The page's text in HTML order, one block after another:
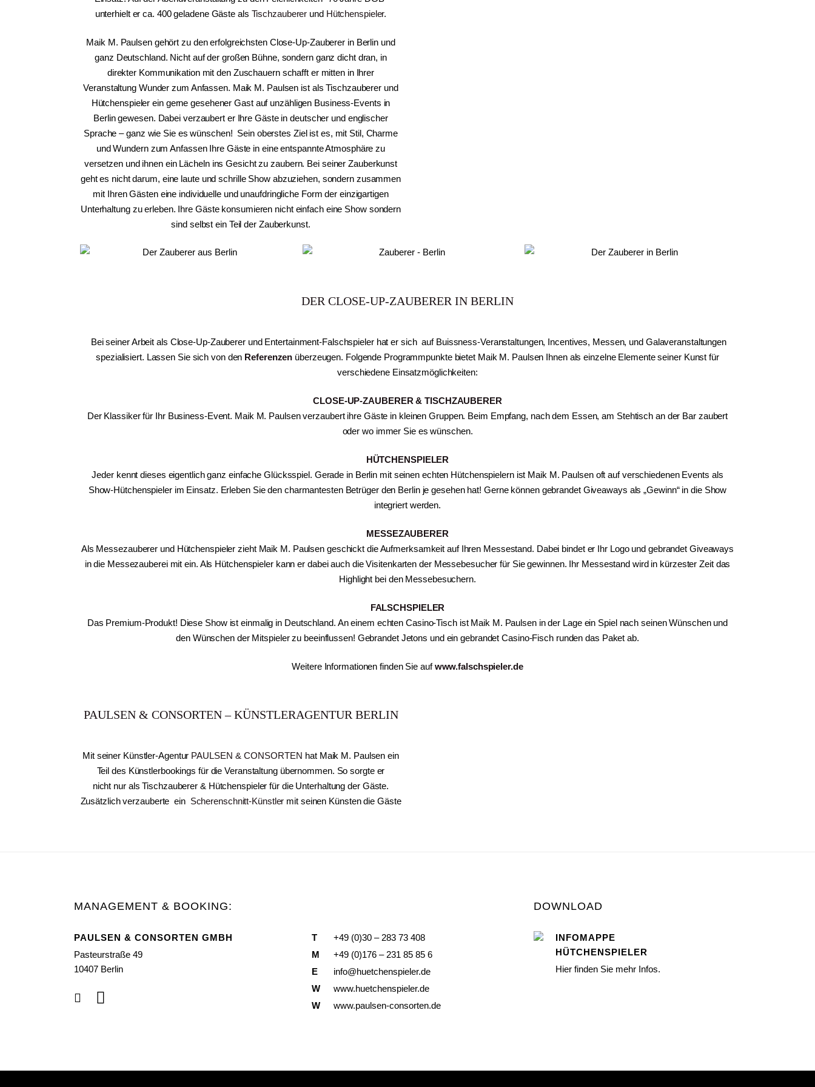
unterhielt er ca. 400 geladene Gäste als Tischzauberer und Hütchenspieler.
Maik M. Paulsen gehört zu den erfolgreichsten Close-Up-Zauberer in Berlin und
ganz Deutschland. Nicht auf der großen Bühne, sondern ganz dicht dran, in
direkter Kommunikation mit den Zuschauern schafft er mitten in Ihrer
Veranstaltung Wunder zum Anfassen. Maik M. Paulsen ist als Tischzauberer und
Hütchenspieler ein gerne gesehener Gast auf unzähligen Business-Events in
Berlin gewesen. Dabei verzaubert er Ihre Gäste in deutscher und englischer
Sprache – ganz wie Sie es wünschen! Sein oberstes Ziel ist es, mit Stil, Charme
und Wundern zum Anfassen Ihre Gäste in eine entspannte Atmosphäre zu
versetzen und ihnen ein Lächeln ins Gesicht zu zaubern. Bei seiner Zauberkunst
geht es nicht darum, eine laute und schrille Show abzuziehen, sondern zusammen
mit Ihren Gästen eine individuelle und unaufdringliche Form der einzigartigen
Unterhaltung zu erleben. Ihre Gäste konsumieren nicht einfach eine Show sondern
sind selbst ein Teil der Zauberkunst.
DER CLOSE-UP-ZAUBERER IN BERLIN
Bei seiner Arbeit als Close-Up-Zauberer und Entertainment-Falschspieler hat er sich auf Buissness-Veranstaltungen, Incentives, Messen, und Galaveranstaltungen
spezialisiert. Lassen Sie sich von den Referenzen überzeugen. Folgende Programmpunkte bietet Maik M. Paulsen Ihnen als einzelne Elemente seiner Kunst für
verschiedene Einsatzmöglichkeiten:
CLOSE-UP-ZAUBERER & TISCHZAUBERER
Der Klassiker für Ihr Business-Event. Maik M. Paulsen verzaubert ihre Gäste in kleinen Gruppen. Beim Empfang, nach dem Essen, am Stehtisch an der Bar zaubert
oder wo immer Sie es wünschen.
HÜTCHENSPIELER
Jeder kennt dieses eigentlich ganz einfache Glücksspiel. Gerade in Berlin mit seinen echten Hütchenspielern ist Maik M. Paulsen oft auf verschiedenen Events als
Show-Hütchenspieler im Einsatz. Erleben Sie den charmantesten Betrüger den Berlin je gesehen hat! Gerne können gebrandet Giveaways als „Gewinn“ in die Show
integriert werden.
MESSEZAUBERER
Als Messezauberer und Hütchenspieler zieht Maik M. Paulsen geschickt die Aufmerksamkeit auf Ihren Messestand. Dabei bindet er Ihr Logo und gebrandet Giveaways
in die Messezauberei mit ein. Als Hütchenspieler kann er dabei auch die Visitenkarten der Messebesucher für Sie gewinnen. Ihr Messestand wird in kürzester Zeit das
Highlight bei den Messebesuchern.
FALSCHSPIELER
Das Premium-Produkt! Diese Show ist einmalig in Deutschland. An einem echten Casino-Tisch ist Maik M. Paulsen in der Lage ein Spiel nach seinen Wünschen und
den Wünschen der Mitspieler zu beeinflussen! Gebrandet Jetons und ein gebrandet Casino-Fisch runden das Paket ab.
Weitere Informationen finden Sie aufwww.falschspieler.de
PAULSEN & CONSORTEN – KÜNSTLERAGENTUR BERLIN
Mit seiner Künstler-Agentur PAULSEN & CONSORTEN hat Maik M. Paulsen ein
Teil des Künstlerbookings für die Veranstaltung übernommen. So sorgte er
nicht nurals Tischzauberer & Hütchenspieler für die Unterhaltung der Gäste.
Zusätzlich verzauberte ein Scherenschnitt-Künstler mit seinen Künsten die Gäste
MANAGEMENT & BOOKING:
PAULSEN & CONSORTEN GMBH
Pasteurstraße 49
10407 Berlin
T
+49 (0)30 – 283 73 408
M
+49 (0)176 – 231 85 85 6
E
info@huetchenspieler.de
W
www.huetchenspieler.de
W
www.paulsen-consorten.de
DOWNLOAD
INFOMAPPE
HÜTCHENSPIELER
Hier finden Sie mehr Infos.